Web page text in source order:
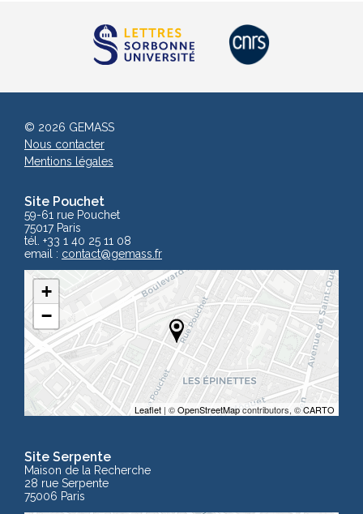
Site Pouchet
59-61 rue Pouchet
75017 Paris
tél. +33 1 40 25 11 08
email : contact@gemass.fr
+
−
Leaflet | ©OpenStreetMapcontributors, ©CARTO
Site Serpente
Maison de la Recherche
28 rue Serpente
75006 Paris
© 2026 GEMASS
Nous contacter
Mentions légales